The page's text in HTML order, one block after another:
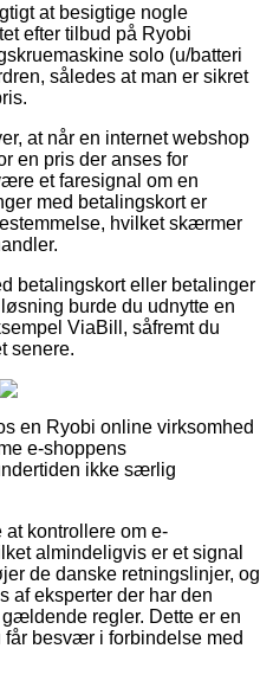
at besigtige nogle
efter tilbud på Ryobi
solo (u/batteri
således at man er sikret
at når en internet webshop
en pris der anses for
et faresignal om en
med betalingskort er
hvilket skærmer
betalingskort eller betalinger
burde du udnytte en
ViaBill, såfremt du
senere.
en Ryobi online virksomhed
e-shoppens
ikke særlig
kontrollere om e-
almindeligvis er et signal
de danske retningslinjer, og
af eksperter der har den
regler. Dette er en
besvær i forbindelse med